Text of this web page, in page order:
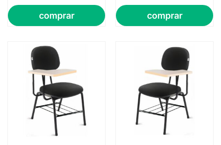
comprar comprar